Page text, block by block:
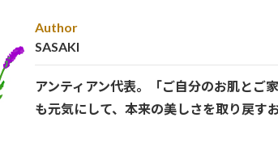
Author
SASAKI
アンティアン代表。「ご自分のお肌とご
も元気にして、本来の美しさを取り戻す